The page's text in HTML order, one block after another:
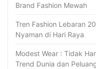
Brand Fashion Mewah
Tren Fashion Lebaran
Nyaman di Hari Raya
Modest Wear : Tidak
Trend Dunia dan